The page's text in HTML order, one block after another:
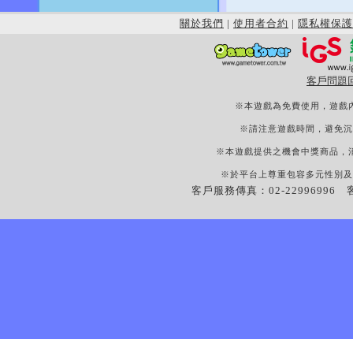
關於我們 | 使用者合約 | 隱私權保護
客戶問題
※本遊戲為免費使用，遊戲
※請注意遊戲時間，避免
※本遊戲提供之機會中獎商品，
※於平台上尊重包容多元性別
客戶服務傳真：02-22996996